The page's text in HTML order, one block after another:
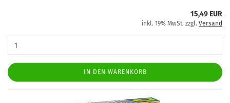
15,49 EUR
inkl. 19% MwSt. zzgl. Versand
IN DEN WARENKORB